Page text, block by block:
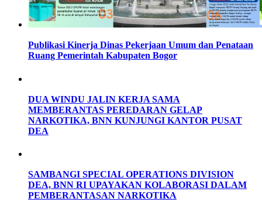
Publikasi Kinerja Dinas Pekerjaan Umum dan Penataan
Ruang Pemerintah Kabupaten Bogor
DUA WINDU JALIN KERJA SAMA
MEMBERANTAS PEREDARAN GELAP
NARKOTIKA, BNN KUNJUNGI KANTOR PUSAT
DEA
SAMBANGI SPECIAL OPERATIONS DIVISION
DEA, BNN RI UPAYAKAN KOLABORASI DALAM
PEMBERANTASAN NARKOTIKA